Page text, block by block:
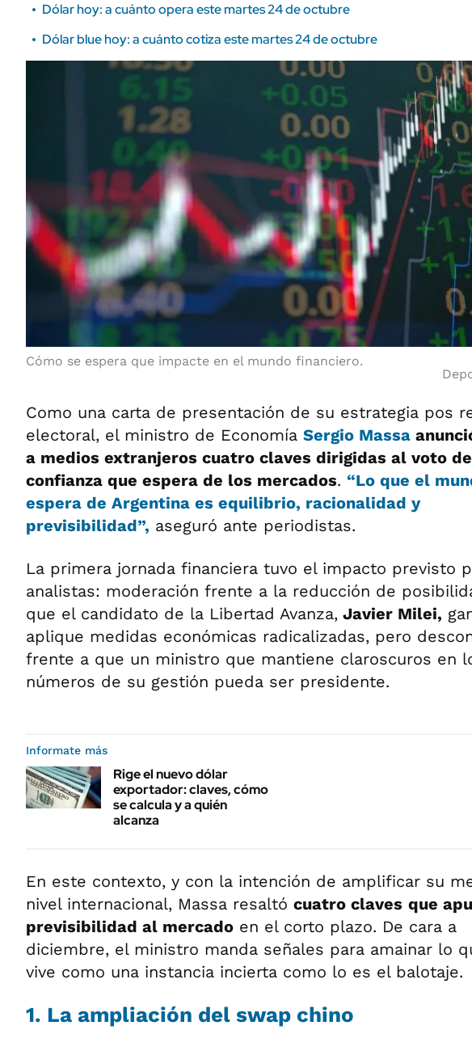
Dólar hoy: a cuánto opera este martes 24 de octubre
Dólar blue hoy: a cuánto cotiza este martes 24 de octubre
Cómo se espera que impacte en el mundo financiero.
Como una carta de presentación de su estrategia pos
electoral, el ministro de Economía Sergio Massa
a medios extranjeros cuatro claves dirigidas al voto de
confianza que espera de los mercados. “Lo que el
espera de Argentina es equilibrio, racionalidad y
previsibilidad”, aseguró ante periodistas.
La primera jornada financiera tuvo el impacto previsto
analistas: moderación frente a la reducción de
que el candidato de la Libertad Avanza, Javier Milei,
aplique medidas económicas radicalizadas, pero
frente a que un ministro que mantiene claroscuros en
números de su gestión pueda ser presidente.
Informate más
Rige el nuevo dólar
exportador: claves, cómo
se calcula y a quién
alcanza
En este contexto, y con la intención de amplificar su
nivel internacional, Massa resaltó cuatro claves que
previsibilidad al mercado en el corto plazo. De cara a
diciembre, el ministro manda señales para amainar lo
vive como una instancia incierta como lo es el balotaje.
1. La ampliación del swap chino